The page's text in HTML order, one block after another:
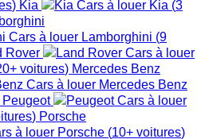
) Kia Kia (3
Lamborghini (9
Rover
voitures) Mercedes Benz
Mercedes Benz
Peugeot
) Porsche
Porsche (10+ voitures)